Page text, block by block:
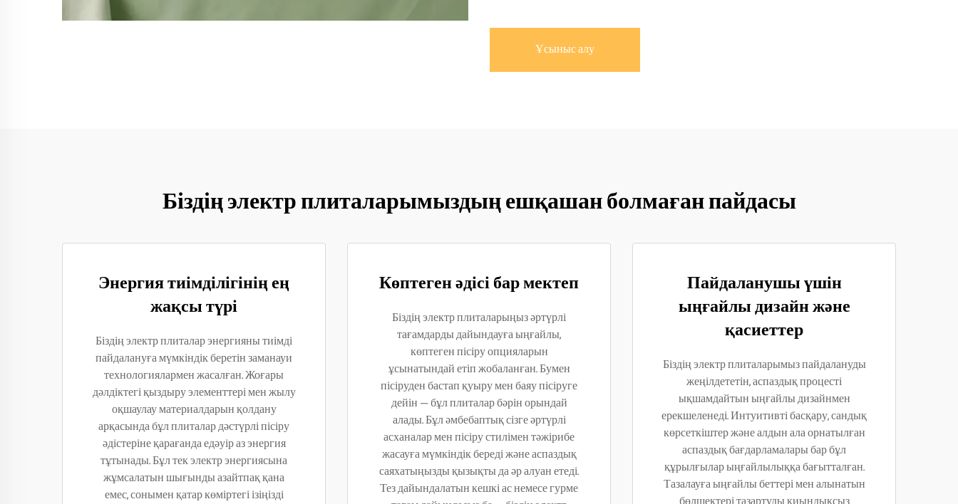
Ұсыныс алу
Біздің электр плиталарымыздың ешқашан болмаған пайдасы
Энергия тиімділігінің ең
жақсы түрі
Біздің электр плиталар энергияны тиімді
пайдалануға мүмкіндік беретін заманауи
технологиялармен жасалған. Жоғары
дәлдіктегі қыздыру элементтері мен жылу
оқшаулау материалдарын қолдану
арқасында бұл плиталар дәстүрлі пісіру
әдістеріне қарағанда едәуір аз энергия
тұтынады. Бұл тек электр энергиясына
жұмсалатын шығынды азайтпақ қана
емес, сонымен қатар көміртегі ізіңізді
Көптеген әдісі бар мектеп
Біздің электр плиталарыңыз әртүрлі
тағамдарды дайындауға ыңғайлы,
көптеген пісіру опцияларын
ұсынатындай етіп жобаланған. Бумен
пісіруден бастап қуыру мен баяу пісіруге
дейін — бұл плиталар бәрін орындай
алады. Бұл әмбебаптық сізге әртүрлі
асханалар мен пісіру стилімен тәжірибе
жасауға мүмкіндік береді және аспаздық
саяхатыңызды қызықты да әр алуан етеді.
Тез дайындалатын кешкі ас немесе гурме
Пайдаланушы үшін
ыңғайлы дизайн және
қасиеттер
Біздің электр плиталарымыз пайдалануды
жеңілдететін, аспаздық процесті
ықшамдайтын ыңғайлы дизайнмен
ерекшеленеді. Интуитивті басқару, сандық
көрсеткіштер және алдын ала орнатылған
аспаздық бағдарламалары бар бұл
құрылғылар ыңғайлылыққа бағытталған.
Тазалауға ыңғайлы беттері мен алынатын